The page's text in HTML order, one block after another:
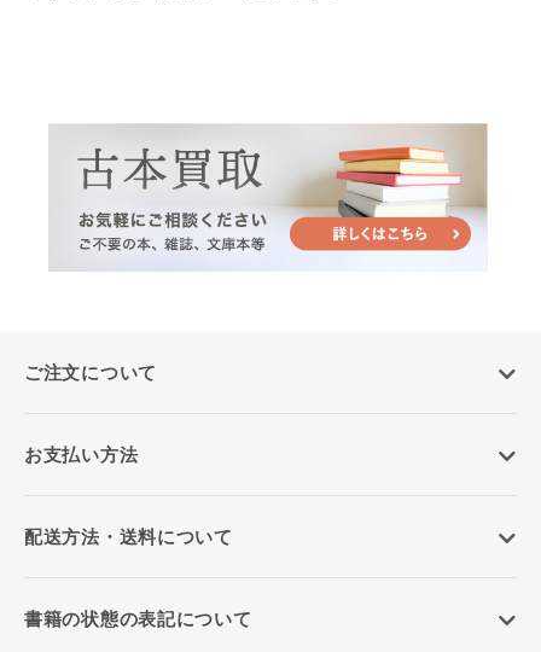
ご注文について
お支払い方法
配送方法・送料について
書籍の状態の表記について